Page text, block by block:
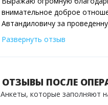
внимательное доброе
Автандиловичу за
..Работа выполнена на
знакомым
Развернуть отзыв
ОТЗЫВЫ ПОСЛЕ
Анкеты, которые заполняют